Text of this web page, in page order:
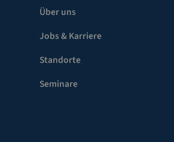
Über uns
Jobs & Karriere
Standorte
Seminare